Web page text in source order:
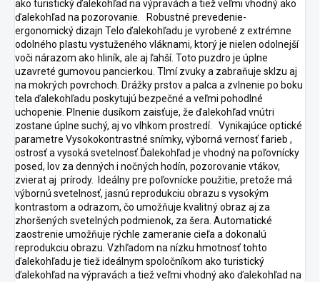
ako turistický ďalekohľad na výpravách a tiež veľmi vhodný ako
ďalekohľad na pozorovanie. Robustné prevedenie-
ergonomický dizajn Telo ďalekohľadu je vyrobené z extrémne
odolného plastu vystuženého vláknami, ktorý je nielen odolnejší
voči nárazom ako hliník, ale aj ľahší. Toto puzdro je úplne
uzavreté gumovou pancierkou. Tlmí zvuky a zabraňuje sklzu aj
na mokrých povrchoch. Drážky prstov a palca a zvlnenie po boku
tela ďalekohľadu poskytujú bezpečné a veľmi pohodlné
uchopenie. Plnenie dusíkom zaisťuje, že ďalekohľad vnútri
zostane úplne suchý, aj vo vlhkom prostredí. Vynikajúce optické
parametre Vysokokontrastné snímky, výborná vernosť farieb ,
ostrosť a vysoká svetelnosť.Ďalekohľad je vhodný na poľovnícky
posed, lov za denných i nočných hodín, pozorovanie vtákov,
zvierat aj prírody. Ideálny pre poľovnícke použitie, pretože má
výbornú svetelnosť, jasnú reprodukciu obrazu s vysokým
kontrastom a odrazom, čo umožňuje kvalitný obraz aj za
zhoršených svetelných podmienok, za šera. Automatické
zaostrenie umožňuje rýchle zameranie cieľa a dokonalú
reprodukciu obrazu. Vzhľadom na nízku hmotnosť tohto
ďalekohľadu je tiež ideálnym spoločníkom ako turistický
ďalekohľad na výpravách a tiež veľmi vhodný ako ďalekohľad na